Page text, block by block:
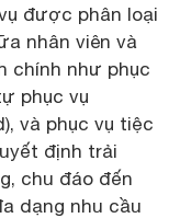
được phân loại
nhân viên và
chính như phục
phục vụ
và phục vụ tiệc
định trải
chu đáo đến
dạng nhu cầu